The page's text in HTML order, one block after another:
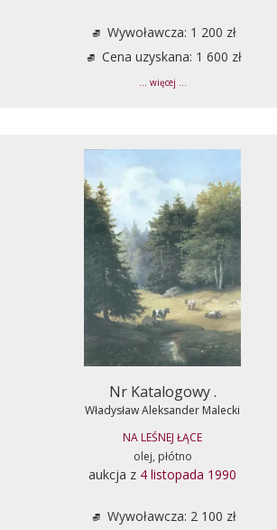
Wywoławcza: 1 200 zł
Cena uzyskana: 1 600 zł
... więcej ...
Nr Katalogowy .
Władysław Aleksander Malecki
NA LEŚNEJ ŁĄCE
olej, płótno
aukcja z 4 listopada 1990
Wywoławcza: 2 100 zł